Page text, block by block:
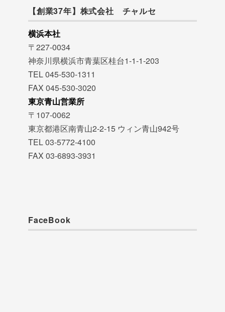
【創業37年】株式会社 チャルセ
横浜本社
〒227-0034
神奈川県横浜市青葉区桂台1-1-1-203
TEL 045-530-1311
FAX 045-530-3020
東京青山営業所
〒107-0062
東京都港区南青山2-2-15 ウィン青山942号
TEL 03-5772-4100
FAX 03-6893-3931
FaceBook